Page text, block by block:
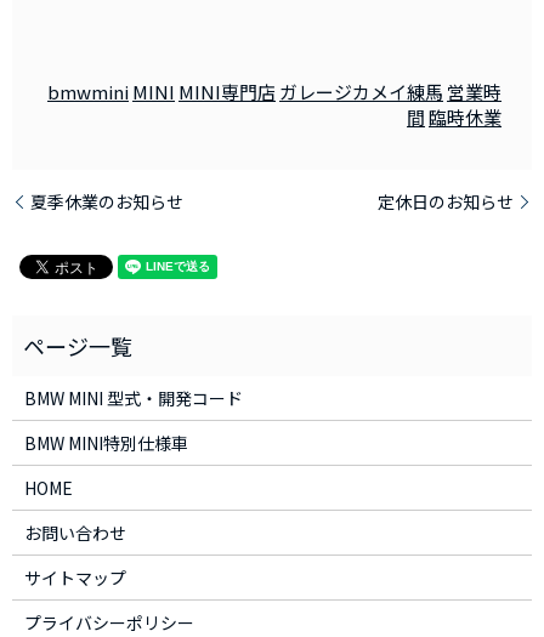
bmwminiMINI MINI専門店 ガレージカメイ練馬 営業時
間臨時休業
夏季休業のお知らせ 定休日のお知らせ
BMW MINI 型式・開発コード
BMW MINI特別仕様車
HOME
お問い合わせ
サイトマップ
プライバシーポリシー